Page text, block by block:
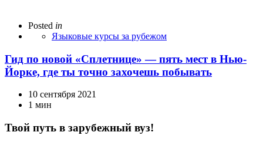
Posted in
Языковые курсы за рубежом
Гид по новой «Сплетнице» — пять мест в Нью-
Йорке, где ты точно захочешь побывать
10 сентября 2021
1 мин
Твой путь в зарубежный вуз!